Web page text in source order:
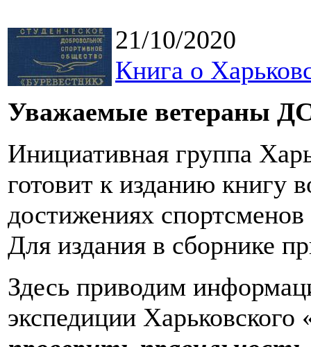
21/10/2020
Книга о
Уважаемые ветераны
Инициативная группа
готовит к изданию книгу
достижениях
Для издания в сборнике
Здесь приводим
экспедиции Харьковского